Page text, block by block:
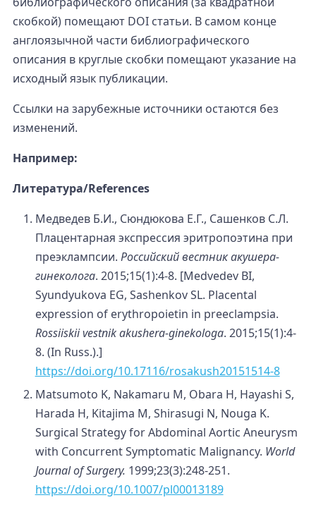
скобкой) помещают DOI статьи. В самом конце
англоязычной части библиографического
описания в круглые скобки помещают указание на
исходный язык публикации.
Ссылки на зарубежные источники остаются без
изменений.
Например:
Литература/References
Медведев Б.И., Сюндюкова Е.Г., Сашенков С.Л.
Плацентарная экспрессия эритропоэтина при
преэклампсии. Российский вестник акушера-
гинеколога. 2015;15(1):4-8. [Medvedev BI,
Syundyukova EG, Sashenkov SL. Placental
expression of erythropoietin in preeclampsia.
Rossiiskii vestnik akushera-ginekologa. 2015;15(1):4-
8. (In Russ.).]
https://doi.org/10.17116/rosakush20151514-8
Matsumoto K, Nakamaru M, Obara H, Hayashi S,
Harada H, Kitajima M, Shirasugi N, Nouga K.
Surgical Strategy for Abdominal Aortic Aneurysm
with Concurrent Symptomatic Malignancy. World
Journal of Surgery. 1999;23(3):248-251.
https://doi.org/10.1007/pl00013189